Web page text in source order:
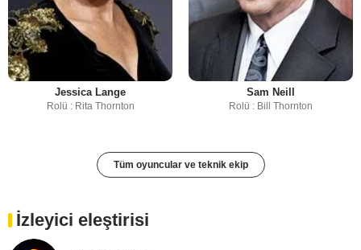
Jessica Lange
Rolü : Rita Thornton
Sam Neill
Rolü : Bill Thornton
Tüm oyuncular ve teknik ekip
İzleyici eleştirisi